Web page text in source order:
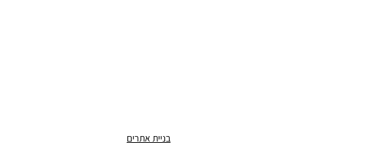
בניית אתרים